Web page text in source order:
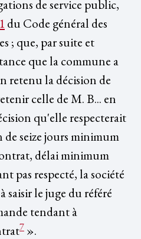
de service public,
du Code général des
; que, par suite et
que la commune a
retenu la décision de
celle de M. B... en
qu'elle respecterait
de seize jours minimum
délai minimum
pas respecté, la société
saisir le juge du référé
tendant à
7 ».